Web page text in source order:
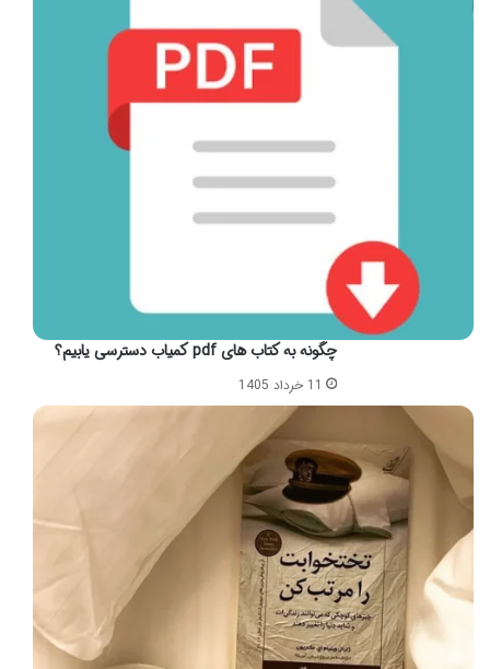
چگونه به کتاب های pdf کمیاب دسترسی یابیم؟
11 خرداد 1405